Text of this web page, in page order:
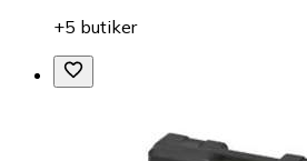
+5 butiker